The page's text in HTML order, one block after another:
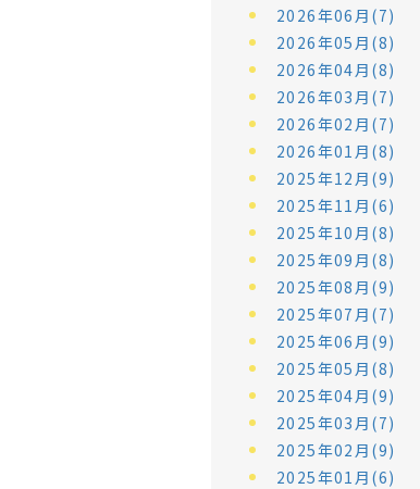
2026年06月(7)
2026年05月(8)
2026年04月(8)
2026年03月(7)
2026年02月(7)
2026年01月(8)
2025年12月(9)
2025年11月(6)
2025年10月(8)
2025年09月(8)
2025年08月(9)
2025年07月(7)
2025年06月(9)
2025年05月(8)
2025年04月(9)
2025年03月(7)
2025年02月(9)
2025年01月(6)